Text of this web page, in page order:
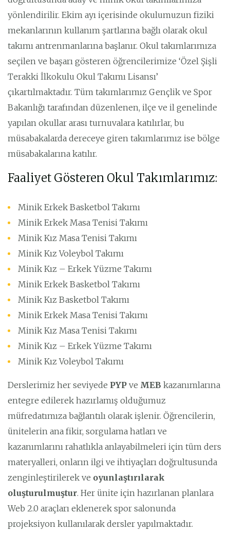
yönlendirilir. Ekim ayı içerisinde okulumuzun fiziki
mekanlarının kullanım şartlarına bağlı olarak okul
takımı antrenmanlarına başlanır. Okul takımlarımıza
seçilen ve başarı gösteren öğrencilerimize ‘Özel Şişli
Terakki İlkokulu Okul Takımı Lisansı’
çıkartılmaktadır. Tüm takımlarımız Gençlik ve Spor
Bakanlığı tarafından düzenlenen, ilçe ve il genelinde
yapılan okullar arası turnuvalara katılırlar, bu
müsabakalarda dereceye giren takımlarımız ise bölge
müsabakalarına katılır.
Faaliyet Gösteren Okul Takımlarımız:
Minik Erkek Basketbol Takımı
Minik Erkek Masa Tenisi Takımı
Minik Kız Masa Tenisi Takımı
Minik Kız Voleybol Takımı
Minik Kız – Erkek Yüzme Takımı
Minik Erkek Basketbol Takımı
Minik Kız Basketbol Takımı
Minik Erkek Masa Tenisi Takımı
Minik Kız Masa Tenisi Takımı
Minik Kız – Erkek Yüzme Takımı
Minik Kız Voleybol Takımı
Derslerimiz her seviyede PYP ve MEB kazanımlarına
entegre edilerek hazırlamış olduğumuz
müfredatımıza bağlantılı olarak işlenir. Öğrencilerin,
ünitelerin ana fikir, sorgulama hatları ve
kazanımlarını rahatlıkla anlayabilmeleri için tüm ders
materyalleri, onların ilgi ve ihtiyaçları doğrultusunda
zenginleştirilerek ve oyunlaştırılarak
oluşturulmuştur. Her ünite için hazırlanan planlara
Web 2.0 araçları eklenerek spor salonunda
projeksiyon kullanılarak dersler yapılmaktadır.